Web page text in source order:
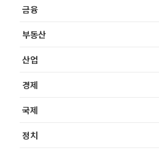
금융
부동산
산업
경제
국제
정치